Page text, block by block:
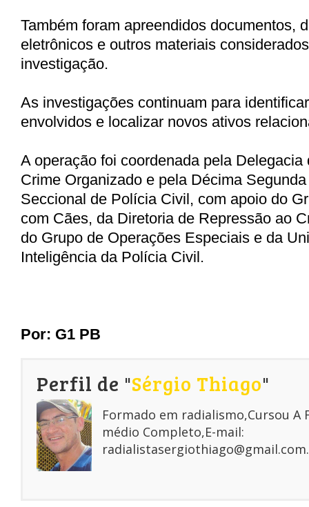
Também foram apreendidos documentos,
eletrônicos e outros materiais
investigação.
As investigações continuam para
envolvidos e localizar novos ativos
A operação foi coordenada pela Delegacia
Crime Organizado e pela Décima
Seccional de Polícia Civil, com apoio do
com Cães, da Diretoria de Repressão ao
do Grupo de Operações Especiais e da
Inteligência da Polícia Civil.
Por: G1 PB
Perfil de "Sérgio Thiago"
Formado em radialismo,Cursou A
médio Completo,E-mail:
radialistasergiothiago@gmail.com.